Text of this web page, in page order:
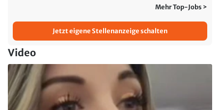
Mehr Top-Jobs >
Jetzt eigene Stellenanzeige schalten
Video